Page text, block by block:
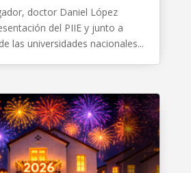
doctor Daniel López
del PIIE y junto a
las universidades nacionales...